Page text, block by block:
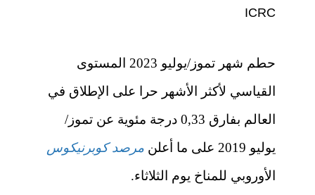
ICRC
حطم شهر تموز/يوليو 2023 المستوى
القياسي لأكثر الأشهر حرا على الإطلاق في
العالم بفارق 0,33 درجة مئوية عن تموز/
يوليو 2019 على ما أعلن
مرصد كوبرنيكوس
الأوروبي للمناخ يوم الثلاثاء.